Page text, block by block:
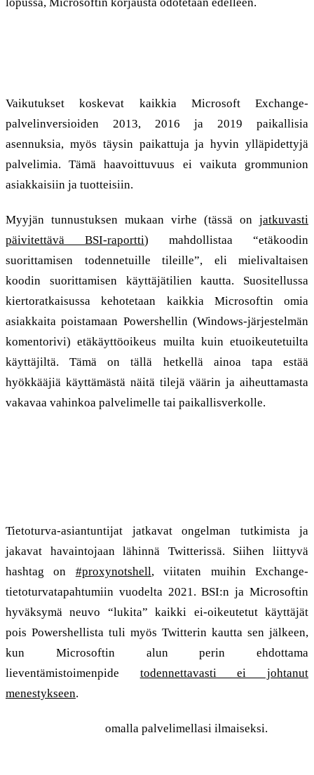
lopussa, Microsoftin korjausta odotetaan edelleen.
Vaikutukset koskevat kaikkia Microsoft Exchange-
palvelinversioiden 2013, 2016 ja 2019 paikallisia
asennuksia, myös täysin paikattuja ja hyvin ylläpidettyjä
palvelimia. Tämä haavoittuvuus ei vaikuta grommunion
asiakkaisiin ja tuotteisiin.
Myyjän tunnustuksen mukaan virhe (tässä on jatkuvasti
päivitettävä BSI-raportti) mahdollistaa “etäkoodin
suorittamisen todennetuille tileille”, eli mielivaltaisen
koodin suorittamisen käyttäjätilien kautta. Suositellussa
kiertoratkaisussa kehotetaan kaikkia Microsoftin omia
asiakkaita poistamaan Powershellin (Windows-järjestelmän
komentorivi) etäkäyttöoikeus muilta kuin etuoikeutetuilta
käyttäjiltä. Tämä on tällä hetkellä ainoa tapa estää
hyökkääjiä käyttämästä näitä tilejä väärin ja aiheuttamasta
vakavaa vahinkoa palvelimelle tai paikallisverkolle.
Tietoturva-asiantuntijat jatkavat ongelman tutkimista ja
jakavat havaintojaan lähinnä Twitterissä. Siihen liittyvä
hashtag on #proxynotshell, viitaten muihin Exchange-
tietoturvatapahtumiin vuodelta 2021. BSI:n ja Microsoftin
hyväksymä neuvo “lukita” kaikki ei-oikeutetut käyttäjät
pois Powershellista tuli myös Twitterin kautta sen jälkeen,
kun Microsoftin alun perin ehdottama
lieventämistoimenpide todennettavasti ei johtanut
menestykseen.
omalla palvelimellasi ilmaiseksi.